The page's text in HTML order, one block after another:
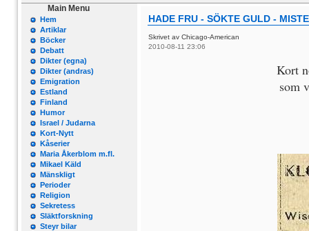
Main Menu
Hem
Artiklar
Böcker
Debatt
Dikter (egna)
Dikter (andras)
Emigration
Estland
Finland
Humor
Israel / Judarna
Kort-Nytt
Kåserier
Maria Åkerblom m.fl.
Mikael Käld
Mänskligt
Perioder
Religion
Sekretess
Släktforskning
Steyr bilar
HADE FRU - SÖKTE GULD -
Skrivet av Chicago-American
2010-08-11 23:06
Kort
som